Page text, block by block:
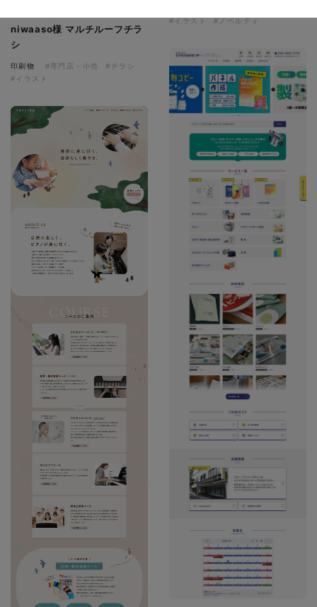
niwaaso様 マルチルーフチラ
シ
印刷物 #専門店・小売
#チラシ
#イラスト
#イラスト
#ノベルティ